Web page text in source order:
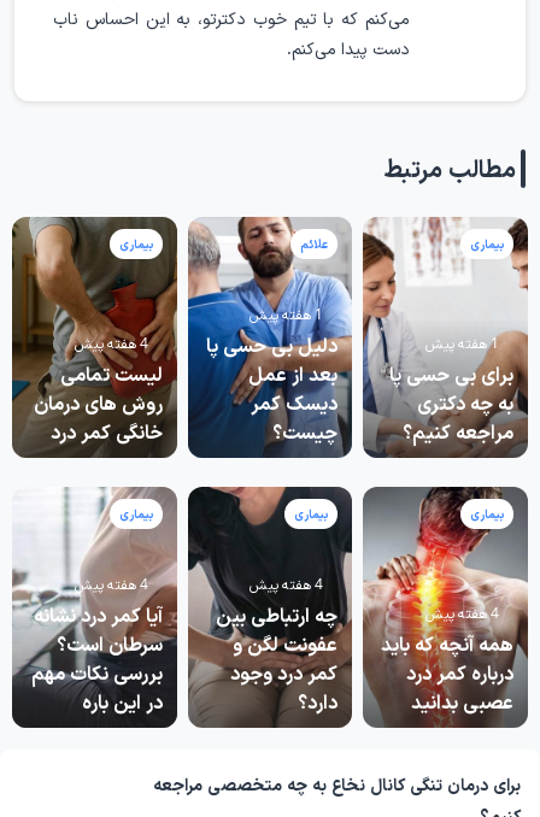
می‌کنم که با تیم خوب دکترتو، به این احساس ناب
دست پیدا می‌کنم.
مطالب مرتبط
بیماری
برای بی حسی پا
به چه دکتری
مراجعه کنیم؟
1 هفته پیش
علائم
دلیل بی حسی پا
بعد از عمل
دیسک کمر
چیست؟
1 هفته پیش
بیماری
لیست تمامی
روش های درمان
خانگی کمر درد
4 هفته پیش
بیماری
همه آنچه که باید
درباره کمر درد
عصبی بدانید
4 هفته پیش
بیماری
چه ارتباطی بین
عفونت لگن و
کمر درد وجود
دارد؟
4 هفته پیش
بیماری
آیا کمر درد نشانه
سرطان است؟
بررسی نکات مهم
در این باره
4 هفته پیش
برای درمان تنگی کانال نخاع به چه متخصصی مراجعه